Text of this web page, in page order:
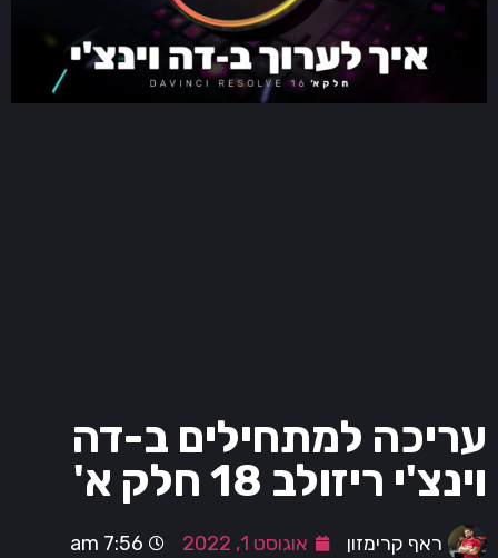
עריכה למתחילים ב-דה
וינצ'י ריזולב 18 חלק א'
ראף קרימזון אוגוסט 1, 2022 7:56 am